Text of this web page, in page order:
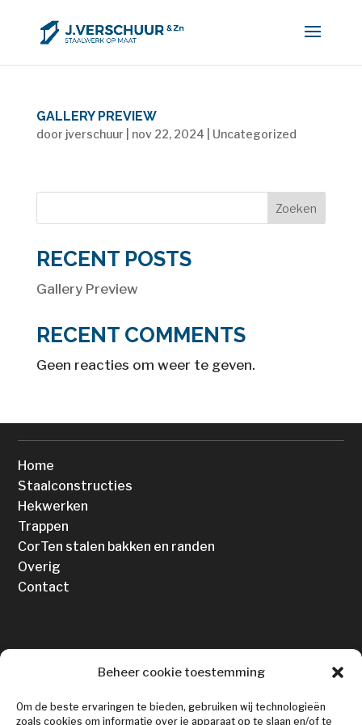
Beheer cookie toestemming
Om de beste ervaringen te bieden, gebruiken wij technologieën
zoals cookies om informatie over je apparaat op te slaan en/of te
GALLERY PREVIEW
door jverschuur nov 22, 2024 Uncategorized
Zoeken
RECENT POSTS
Gallery Preview
RECENT COMMENTS
Geen reacties om weer te geven.
Home
Staalconstructies
Hekwerken
Trappen
CorTen stalen bakken en randen
Overig
Contact